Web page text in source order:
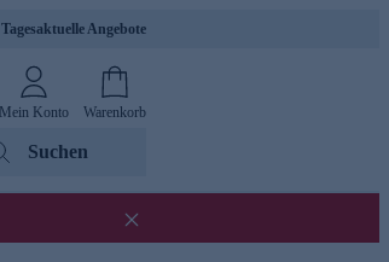
Tagesaktuelle Angebote
Mein Konto Warenkorb
Suchen